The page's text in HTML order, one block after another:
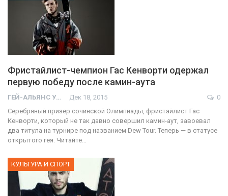
Фристайлист-чемпион Гас Кенворти одержал
первую победу после камин-аута
ГЕЙ-АЛЬЯНС УКРАИНА Дек 18, 2015
0
Серебряный призер сочинской Олимпиады, фристайлист Гас
Кенворти, который не так давно совершил камин-аут, завоевал
два титула на турнире под названием Dew Tour. Теперь — в статусе
открытого гея. Читайте…
КУЛЬТУРА И СПОРТ